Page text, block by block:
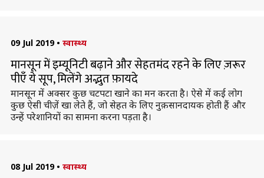
09 Jul 2019 • स्वास्थ्य
मानसून में इम्यूनिटी बढ़ाने और सेहतमंद रहने के लिए ज़रूर
पीएँ ये सूप, मिलेंगे अद्भुत फ़ायदे
मानसून में अक्सर कुछ चटपटा खाने का मन करता है। ऐसे में कई लोग
कुछ ऐसी चीज़ें खा लेते हैं, जो सेहत के लिए नुक़सानदायक होती हैं और
उन्हें परेशानियों का सामना करना पड़ता है।
08 Jul 2019 • स्वास्थ्य